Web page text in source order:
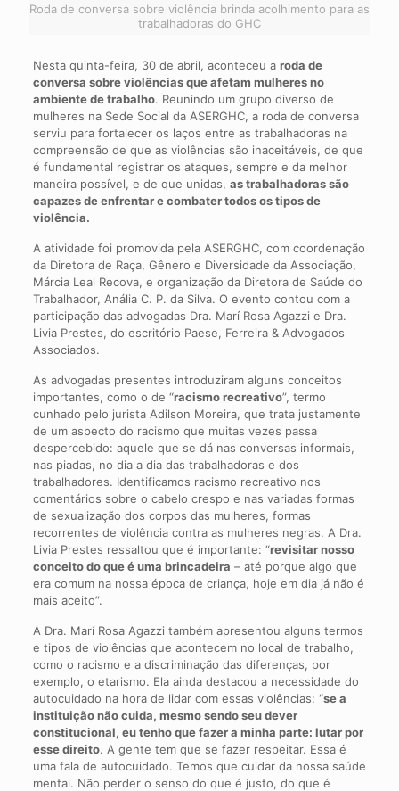
Roda de conversa sobre violência brinda acolhimento para as
trabalhadoras do GHC
Nesta quinta-feira, 30 de abril, aconteceu a roda de
conversa sobre violências que afetam mulheres no
ambiente de trabalho. Reunindo um grupo diverso de
mulheres na Sede Social da ASERGHC, a roda de conversa
serviu para fortalecer os laços entre as trabalhadoras na
compreensão de que as violências são inaceitáveis, de que
é fundamental registrar os ataques, sempre e da melhor
maneira possível, e de que unidas, as trabalhadoras são
capazes de enfrentar e combater todos os tipos de
violência.
A atividade foi promovida pela ASERGHC, com coordenação
da Diretora de Raça, Gênero e Diversidade da Associação,
Márcia Leal Recova, e organização da Diretora de Saúde do
Trabalhador, Anália C. P. da Silva. O evento contou com a
participação das advogadas Dra. Marí Rosa Agazzi e Dra.
Livia Prestes, do escritório Paese, Ferreira & Advogados
Associados.
As advogadas presentes introduziram alguns conceitos
importantes, como o de “racismo recreativo”, termo
cunhado pelo jurista Adilson Moreira, que trata justamente
de um aspecto do racismo que muitas vezes passa
despercebido: aquele que se dá nas conversas informais,
nas piadas, no dia a dia das trabalhadoras e dos
trabalhadores. Identificamos racismo recreativo nos
comentários sobre o cabelo crespo e nas variadas formas
de sexualização dos corpos das mulheres, formas
recorrentes de violência contra as mulheres negras. A Dra.
Livia Prestes ressaltou que é importante: “revisitar nosso
conceito do que é uma brincadeira – até porque algo que
era comum na nossa época de criança, hoje em dia já não é
mais aceito”.
A Dra. Marí Rosa Agazzi também apresentou alguns termos
e tipos de violências que acontecem no local de trabalho,
como o racismo e a discriminação das diferenças, por
exemplo, o etarismo. Ela ainda destacou a necessidade do
autocuidado na hora de lidar com essas violências: “se a
instituição não cuida, mesmo sendo seu dever
constitucional, eu tenho que fazer a minha parte: lutar por
esse direito. A gente tem que se fazer respeitar. Essa é
uma fala de autocuidado. Temos que cuidar da nossa saúde
mental. Não perder o senso do que é justo, do que é